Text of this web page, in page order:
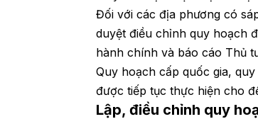
Đối với các địa phương có
duyệt điều chỉnh quy hoạch
hành chính và báo cáo Thủ
Quy hoạch cấp quốc gia,
được tiếp tục thực hiện cho
Lập, điều chỉnh quy